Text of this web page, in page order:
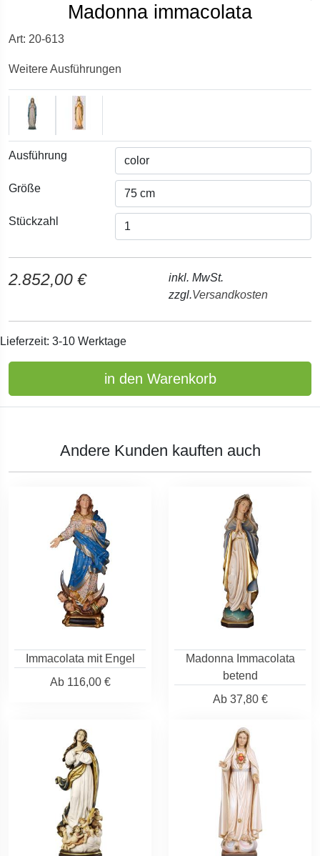
Madonna immacolata
Art: 20-613
Weitere Ausführungen
Ausführung
Größe
Stückzahl
2.852,00 €
inkl. MwSt.
zzgl.Versandkosten
Lieferzeit: 3-10 Werktage
in den Warenkorb
Andere Kunden kauften auch
Immacolata mit Engel
Ab116,00 €
Madonna Immacolata
betend
Ab37,80 €